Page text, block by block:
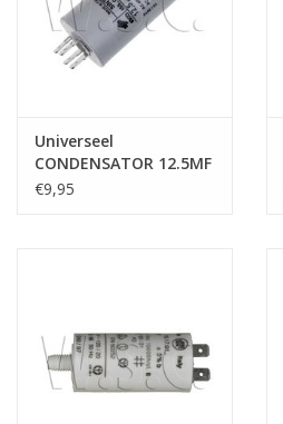
Universeel
CONDENSATOR 12.5MF
450V
€9,95